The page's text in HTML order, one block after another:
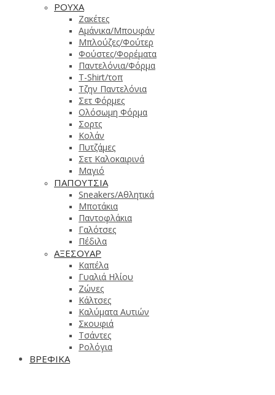
ΡΟΥΧΑ
Ζακέτες
Αμάνικα/Μπουφάν
Μπλούζες/Φούτερ
Φούστες/Φορέματα
Παντελόνια/Φόρμα
T-Shirt/τοπ
Τζην Παντελόνια
Σετ Φόρμες
Ολόσωμη Φόρμα
Σορτς
Κολάν
Πυτζάμες
Σετ Καλοκαιρινά
Μαγιό
ΠΑΠΟΥΤΣΙΑ
Sneakers/Αθλητικά
Μποτάκια
Παντοφλάκια
Γαλότσες
Πέδιλα
ΑΞΕΣΟΥΑΡ
Καπέλα
Γυαλιά Ηλίου
Ζώνες
Κάλτσες
Καλύματα Αυτιών
Σκουφιά
Τσάντες
Ρολόγια
ΒΡΕΦΙΚΑ